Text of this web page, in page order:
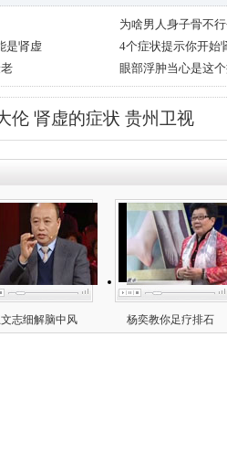
为啥男人身子骨不
是肾虚
4个症状提示你开始
眼部浮肿当心是这
伦 肾虚的症状 贵州卫视
志细解脑中风 杨奕教你足疗排石